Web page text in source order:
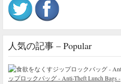
人気の記事 – Popular
ップロックバッグ - Anti-Theft Lunch Bags -